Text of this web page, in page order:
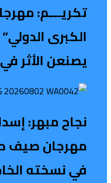
تكريـــم:
الكبرى
يصنعن الأثر
نجاح مبهر:
مهرجان صيف
في نسخته